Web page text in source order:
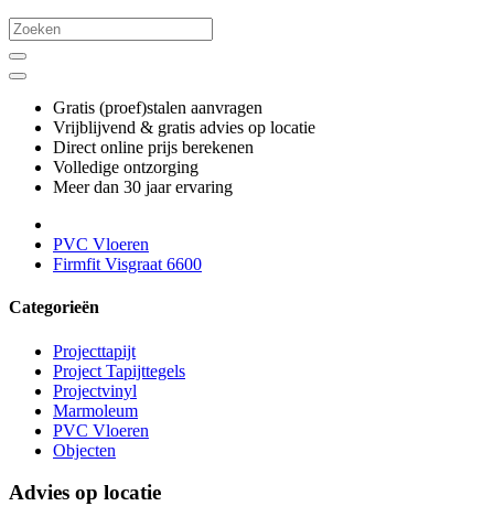
Gratis (proef)stalen aanvragen
Vrijblijvend & gratis advies op locatie
Direct online prijs berekenen
Volledige ontzorging
Meer dan 30 jaar ervaring
PVC Vloeren
Firmfit Visgraat 6600
Categorieën
Projecttapijt
Project Tapijttegels
Projectvinyl
Marmoleum
PVC Vloeren
Objecten
Advies op locatie